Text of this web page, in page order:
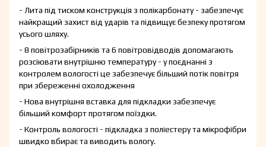
- Лита під тиском конструкція з полікарбонату - забезпечує
найкращий захист від ударів та підвищує безпеку протягом
усього шляху.
- 8 повітрозабірників та 6 повітровідводів допомагають
розсіювати внутрішню температуру - у поєднанні з
контролем вологості це забезпечує більший потік повітря
при збереженні охолодження
- Нова внутрішня вставка для підкладки забезпечує
більший комфорт протягом поїздки.
- Контроль вологості - підкладка з поліестеру та мікрофібри
швидко вбирає та виводить вологу.